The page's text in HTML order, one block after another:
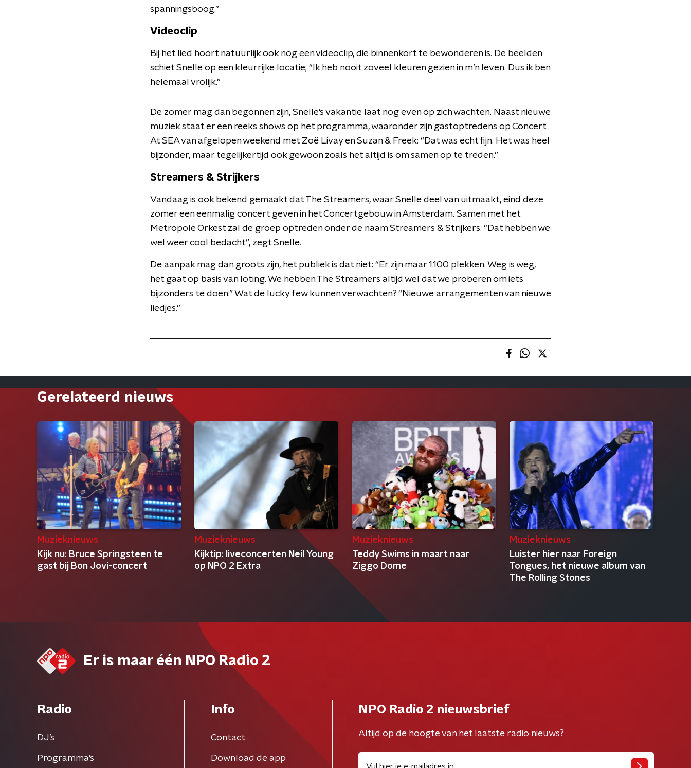
spanningsboog.”
Videoclip
Bij het lied hoort natuurlijk ook nog een videoclip, die binnenkort te bewonderen is. De beelden
schiet Snelle op een kleurrijke locatie; “Ik heb nooit zoveel kleuren gezien in m’n leven. Dus ik ben
helemaal vrolijk.”
De zomer mag dan begonnen zijn, Snelle's vakantie laat nog even op zich wachten. Naast nieuwe
muziek staat er een reeks shows op het programma, waaronder zijn gastoptredens op Concert
At SEA van afgelopen weekend met Zoë Livay en Suzan & Freek: “Dat was echt fijn. Het was heel
bijzonder, maar tegelijkertijd ook gewoon zoals het altijd is om samen op te treden.”
Streamers & Strijkers
Vandaag is ook bekend gemaakt dat The Streamers, waar Snelle deel van uitmaakt, eind deze
zomer een eenmalig concert geven in het Concertgebouw in Amsterdam. Samen met het
Metropole Orkest zal de groep optreden onder de naam Streamers & Strijkers. “Dat hebben we
wel weer cool bedacht”, zegt Snelle.
De aanpak mag dan groots zijn, het publiek is dat niet: “Er zijn maar 1.100 plekken. Weg is weg,
het gaat op basis van loting. We hebben The Streamers altijd wel dat we proberen om iets
bijzonders te doen.” Wat de lucky few kunnen verwachten? “Nieuwe arrangementen van nieuwe
liedjes.”
Gerelateerd nieuws
Muzieknieuws
Kijk nu: Bruce Springsteen te
gast bij Bon Jovi-concert
Muzieknieuws
Kijktip: liveconcerten Neil Young
op NPO 2 Extra
Muzieknieuws
Teddy Swims in maart naar
Ziggo Dome
Muzieknieuws
Luister hier naar Foreign
Tongues, het nieuwe album van
The Rolling Stones
Er is maar één NPO Radio 2
Radio
DJ’s
Programma's
Info
Contact
Download de app
NPO Radio 2 nieuwsbrief
Altijd op de hoogte van het laatste radio nieuws?